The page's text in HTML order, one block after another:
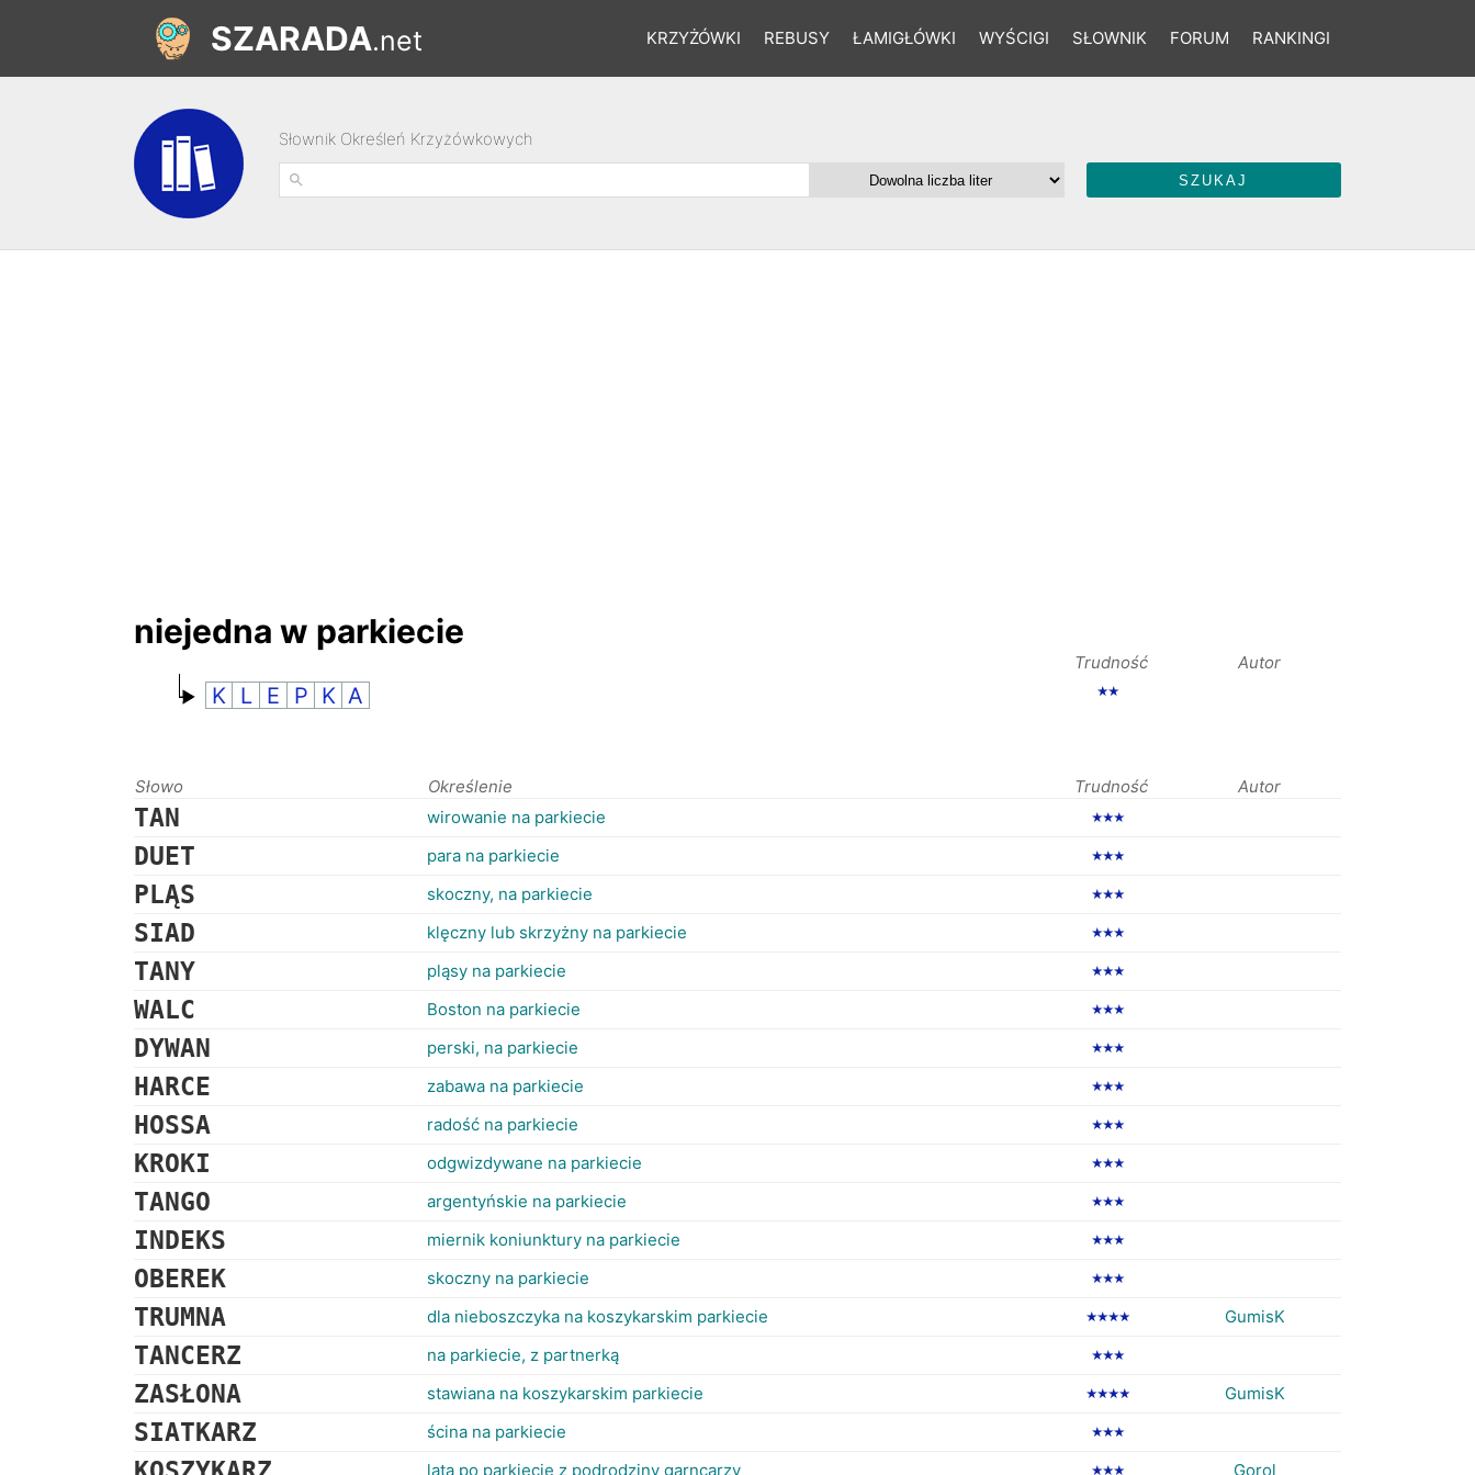
KRZYŻÓWKI REBUSY ŁAMIGŁÓWKI WYŚCIGI SŁOWNIK FORUM RANKINGI
SZARADA.net
Słownik Określeń Krzyżówkowych
niejedna w parkiecie
Trudność Autor
K L E P K A ★★
Słowo Określenie Trudność Autor
TAN wirowanie na parkiecie ★★★
DUET para na parkiecie ★★★
PLĄS skoczny, na parkiecie ★★★
SIAD klęczny lub skrzyżny na parkiecie ★★★
TANY pląsy na parkiecie ★★★
WALC Boston na parkiecie ★★★
DYWAN perski, na parkiecie ★★★
HARCE zabawa na parkiecie ★★★
HOSSA radość na parkiecie ★★★
KROKI odgwizdywane na parkiecie ★★★
TANGO argentyńskie na parkiecie ★★★
INDEKS miernik koniunktury na parkiecie ★★★
OBEREK skoczny na parkiecie ★★★
TRUMNA dla nieboszczyka na koszykarskim parkiecie ★★★★ GumisK
TANCERZ na parkiecie, z partnerką ★★★
ZASŁONA stawiana na koszykarskim parkiecie ★★★★ GumisK
SIATKARZ ścina na parkiecie ★★★
lata po parkiecie z podrodziny garncarzy ★★★ Gorol